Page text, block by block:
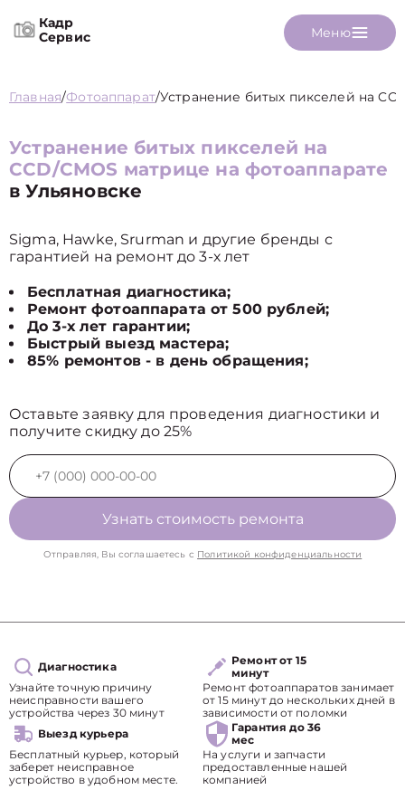
Кадр
Сервис
Меню
Главная/Фотоаппарат/Устранение битых пикселей на
Устранение битых пикселей на
CCD/CMOS матрице на фотоаппарате
в Ульяновске
Sigma, Hawke, Srurman и другие бренды с
гарантией на ремонт до 3-х лет
Бесплатная диагностика;
Ремонт фотоаппарата от 500 рублей;
До 3-х лет гарантии;
Быстрый выезд мастера;
85% ремонтов - в день обращения;
Оставьте заявку для проведения диагностики и
получите скидку до 25%
Узнать стоимость ремонта
Отправляя, Вы соглашаетесь с Политикой конфиденциальности
Диагностика
Узнайте точную причину
неисправности вашего
устройства через 30 минут
Ремонт от 15
минут
Ремонт фотоаппаратов занимает
от 15 минут до нескольких дней в
зависимости от поломки
Выезд курьера
Бесплатный курьер, который
заберет неисправное
устройство в удобном месте.
Гарантия до 36
мес
На услуги и запчасти
предоставленные нашей
компанией